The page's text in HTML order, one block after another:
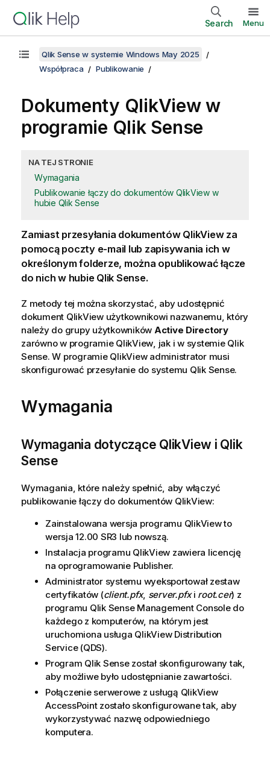
Search Menu
Qlik Sense w systemie Windows May 2025
Współpraca
Publikowanie
Dokumenty QlikVieww
programie Qlik Sense
NA TEJ STRONIE
Wymagania
Publikowanie łączy do dokumentów QlikView w
hubie Qlik Sense
Zamiast przesyłania dokumentów QlikViewza
pomocą poczty e-mail lub zapisywania ich w
określonym folderze, można opublikować łącze
do nich w hubie Qlik Sense.
Z metody tej można skorzystać, aby udostępnić
dokument QlikViewużytkownikowi nazwanemu, który
należy do grupy użytkowników Active Directory
zarówno w programie QlikView, jak i w systemie Qlik
Sense. W programie QlikViewadministrator musi
skonfigurować przesyłanie do systemu Qlik Sense.
Wymagania
Wymagania dotyczące QlikView i Qlik
Sense
Wymagania, które należy spełnić, aby włączyć
publikowanie łączy do dokumentów QlikView:
Zainstalowana wersja programu QlikViewto
wersja 12.00 SR3 lub nowszą.
Instalacja programu QlikView zawiera licencję
na oprogramowanie Publisher.
Administrator systemu wyeksportował zestaw
certyfikatów (client.pfx, server.pfxi root.cer) z
programu Qlik Sense Management Consoledo
każdego z komputerów, na którym jest
uruchomiona usługa QlikView Distribution
Service (QDS).
Program Qlik Sensezostał skonfigurowany tak,
aby możliwe było udostępnianie zawartości.
Połączenie serwerowe z usługą QlikView
AccessPointzostało skonfigurowane tak, aby
wykorzystywać nazwę odpowiedniego
komputera.